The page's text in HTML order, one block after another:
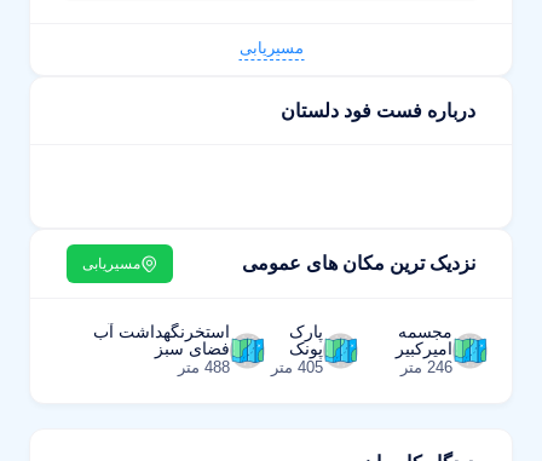
مسیریابی
درباره فست فود دلستان
نزدیک ترین مکان های عمومی مسیریابی
مجسمه
امیرکبیر
246 متر
پارک
پونک
405 متر
استخرنگهداشت آب
فضای سبز
488 متر